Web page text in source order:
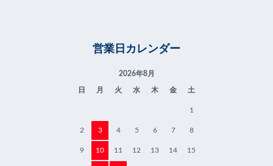
営業日カレンダー
2026年8月
日 月 火 水 木 金 土
1
2 3 4 5 6 7 8
9 10 11 12 13 14 15